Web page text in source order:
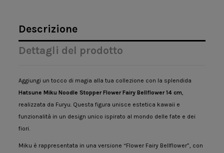
Descrizione
Dettagli del prodotto
Aggiungi un tocco di magia alla tua collezione con la splendida
Hatsune Miku Noodle Stopper Flower Fairy Bellflower 14 cm,
realizzata da Furyu. Questa figura unisce estetica kawaii e
funzionalità in un design unico ispirato al mondo delle fate e dei
fiori.
Miku è rappresentata in una versione “Flower Fairy Bellflower”, con